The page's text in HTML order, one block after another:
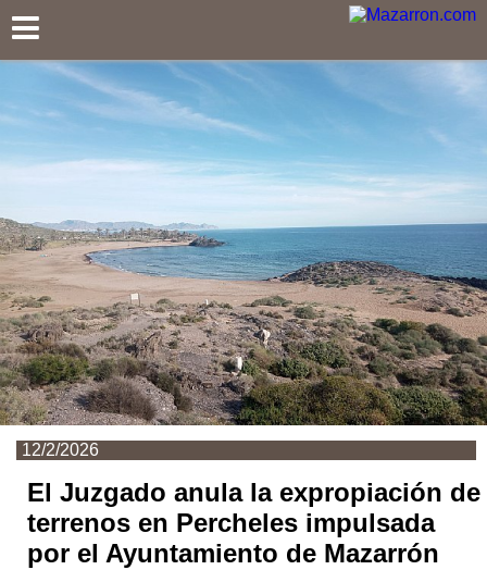
12/2/2026
El Juzgado anula la expropiación de
terrenos en Percheles impulsada
por el Ayuntamiento de Mazarrón